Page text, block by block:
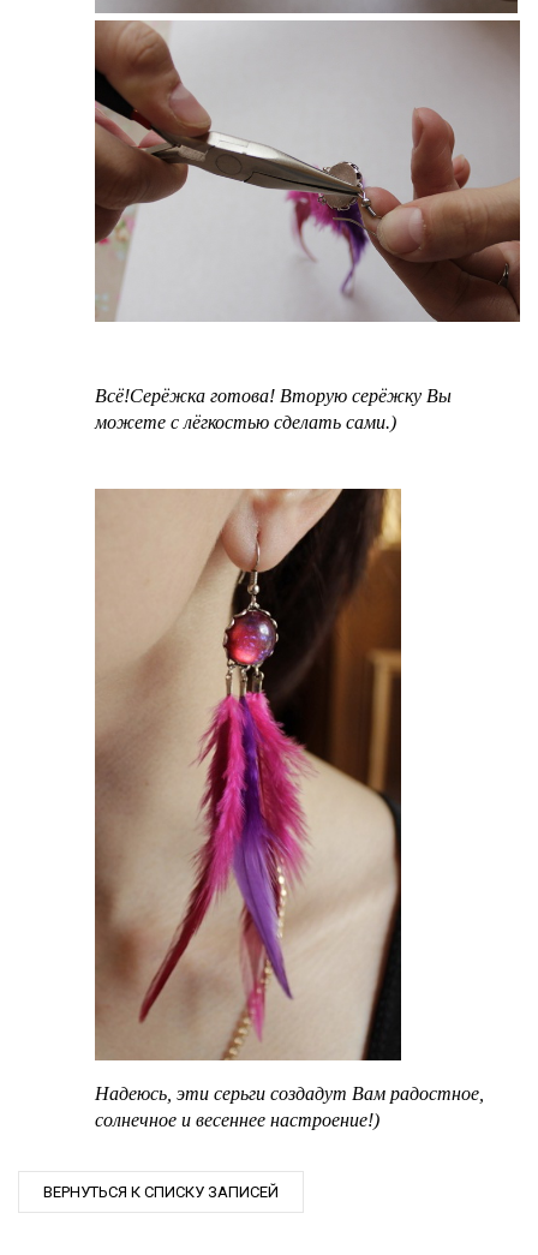
Всё!Серёжка готова! Вторую серёжку Вы
можете с лёгкостью сделать сами.)
Надеюсь, эти серьги создадут Вам радостное,
солнечное и весеннее настроение!)
ВЕРНУТЬСЯ К СПИСКУ ЗАПИСЕЙ